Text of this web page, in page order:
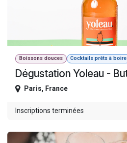
Boissons douces Cocktails prêts à boire
Dégustation Yoleau -
Paris, France
Inscriptions terminées